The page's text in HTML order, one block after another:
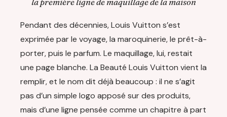
la première ligne de maquillage de la maison
Pendant des décennies, Louis Vuitton s’est
exprimée par le voyage, la maroquinerie, le prêt-à-
porter, puis le parfum. Le maquillage, lui, restait
une page blanche. La Beauté Louis Vuitton vient la
remplir, et le nom dit déjà beaucoup : il ne s’agit
pas d’un simple logo apposé sur des produits,
mais d’une ligne pensée comme un chapitre à part